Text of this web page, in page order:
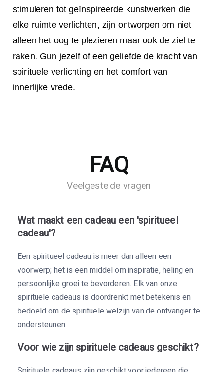
stimuleren tot geïnspireerde kunstwerken die
elke ruimte verlichten, zijn ontworpen om niet
alleen het oog te plezieren maar ook de ziel te
raken. Gun jezelf of een geliefde de kracht van
spirituele verlichting en het comfort van
innerlijke vrede.
FAQ
Veelgestelde vragen
Wat maakt een cadeau een 'spiritueel
cadeau'?
Een spiritueel cadeau is meer dan alleen een
voorwerp; het is een middel om inspiratie, heling en
persoonlijke groei te bevorderen. Elk van onze
spirituele cadeaus is doordrenkt met betekenis en
bedoeld om de spirituele welzijn van de ontvanger te
ondersteunen.
Voor wie zijn spirituele cadeaus geschikt?